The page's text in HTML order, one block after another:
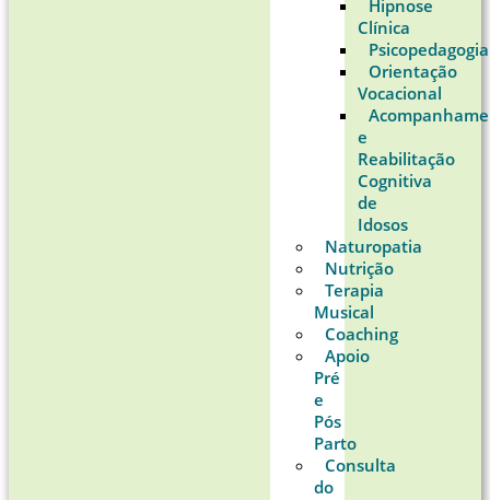
Hipnose
Clínica
Psicopedagogia
Orientação
Vocacional
e
Reabilitação
Cognitiva
de
Idosos
Naturopatia
Nutrição
Terapia
Musical
Coaching
Apoio
Pré
e
Pós
Parto
Consulta
do